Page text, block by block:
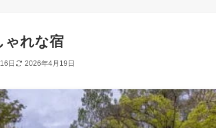
ゃれな宿
日 2026年4月19日